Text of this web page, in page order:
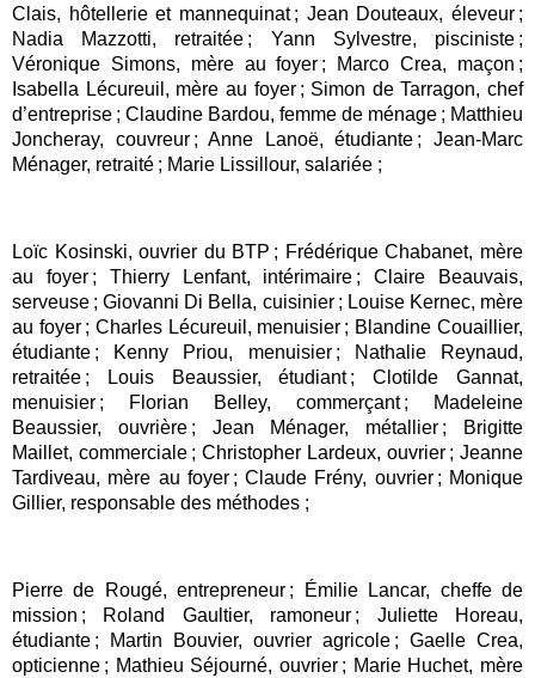
Clais, hôtellerie et mannequinat ; Jean Douteaux, éleveur ;
Nadia Mazzotti, retraitée ; Yann Sylvestre, pisciniste ;
Véronique Simons, mère au foyer ; Marco Crea, maçon ;
Isabella Lécureuil, mère au foyer ; Simon de Tarragon, chef
d’entreprise ; Claudine Bardou, femme de ménage ; Matthieu
Joncheray, couvreur ; Anne Lanoë, étudiante ; Jean-Marc
Ménager, retraité ; Marie Lissillour, salariée ;
Loïc Kosinski, ouvrier du BTP ; Frédérique Chabanet, mère
au foyer ; Thierry Lenfant, intérimaire ; Claire Beauvais,
serveuse ; Giovanni Di Bella, cuisinier ; Louise Kernec, mère
au foyer ; Charles Lécureuil, menuisier ; Blandine Couaillier,
étudiante ; Kenny Priou, menuisier ; Nathalie Reynaud,
retraitée ; Louis Beaussier, étudiant ; Clotilde Gannat,
menuisier ; Florian Belley, commerçant ; Madeleine
Beaussier, ouvrière ; Jean Ménager, métallier ; Brigitte
Maillet, commerciale ; Christopher Lardeux, ouvrier ; Jeanne
Tardiveau, mère au foyer ; Claude Frény, ouvrier ; Monique
Gillier, responsable des méthodes ;
Pierre de Rougé, entrepreneur ; Émilie Lancar, cheffe de
mission ; Roland Gaultier, ramoneur ; Juliette Horeau,
étudiante ; Martin Bouvier, ouvrier agricole ; Gaelle Crea,
opticienne ; Mathieu Séjourné, ouvrier ; Marie Huchet, mère